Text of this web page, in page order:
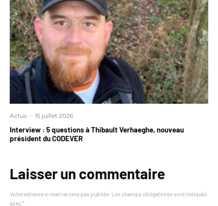
Actus · 15 juillet 2026
Interview : 5 questions à Thibault Verhaeghe, nouveau
président du CODEVER
Laisser un commentaire
Votre adresse e-mail ne sera pas publiée. Les champs obligatoires sont indiqués
avec *